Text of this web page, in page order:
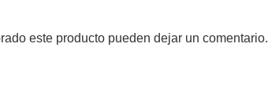
este producto pueden dejar un comentario.